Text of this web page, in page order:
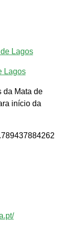
Lagos
Lagos
da Mata de
início da